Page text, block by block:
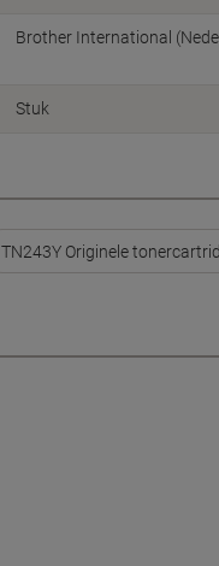
Brother International
Stuk
TN243Y Originele